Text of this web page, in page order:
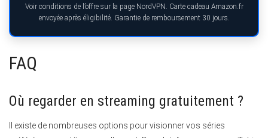
Voir conditions de l’offre sur la page NordVPN. Carte cadeau Amazon.fr
envoyée après éligibilité. Garantie de remboursement 30 jours.
FAQ
Où regarder en streaming gratuitement ?
Il existe de nombreuses options pour visionner vos séries